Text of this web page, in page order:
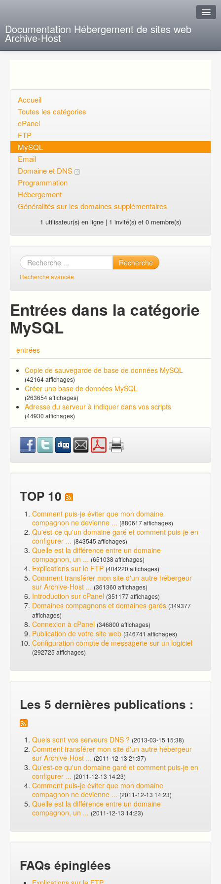
Documentation Hébergement de sites web
Archive-Host
Questions ouvertes
Voulez-vous vous inscrire?
Connexion
Accueil
Toutes les catégories
cPanel
FTP
MySQL
Email
Domaine et DNS
Programmation
Hébergement
Généralités sur les domaines supplémentaires
1 utilisateur(s) en ligne | 1 invité(s) et 0 membre(s)
Recherche
Recherche avancée
Entrées dans la catégorie
MySQL
entrées
Copie de sauvegarde de base de données MySQL
(42164 affichages)
Créer une base de données MySQL
(263654 affichages)
Adresse du serveur à indiquer dans vos scripts
(44930 affichages)
TOP 10
Comment puis-je éviter que mon domaine
compagnon ne devienne ... (880617 affichages)
Qu'est-ce qu'un domaine garé et comment puis-je en
configurer ... (843545 affichages)
Quelle est la différence entre un domaine
compagnon, un ... (651038 affichages)
Explications sur le FTP (404220 affichages)
Comment transférer mon site d'un autre hébergeur
sur Archive-Host ... (361360 affichages)
Introduction sur cPanel (351177 affichages)
Domaines compagnons et domaines garés (349377
affichages)
Connexion à cPanel (346800 affichages)
Publication de votre site web (346741 affichages)
Configuration compte de messagerie sur un logiciel
(292725 affichages)
Les 5 dernières publications :
Quels sont vos serveurs DNS ? (2013-03-15 15:38)
Comment transférer mon site d'un autre hébergeur
sur Archive-Host ... (2011-12-13 21:37)
Qu'est-ce qu'un domaine garé et comment puis-je en
configurer ... (2011-12-13 14:23)
Comment puis-je éviter que mon domaine
compagnon ne devienne ... (2011-12-13 14:23)
Quelle est la différence entre un domaine
compagnon, un ... (2011-12-13 14:23)
FAQs épinglées